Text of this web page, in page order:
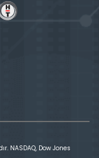
NASDAQ, Dow Jones